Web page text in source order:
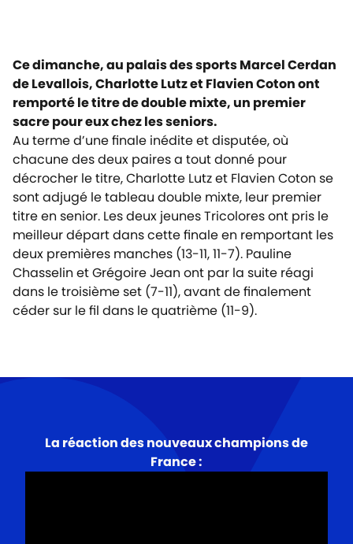
Ce dimanche, au palais des sports Marcel Cerdan
de Levallois, Charlotte Lutz et Flavien Coton ont
remporté le titre de double mixte, un premier
sacre pour eux chez les seniors.
Au terme d’une finale inédite et disputée, où
chacune des deux paires a tout donné pour
décrocher le titre, Charlotte Lutz et Flavien Coton se
sont adjugé le tableau double mixte, leur premier
titre en senior. Les deux jeunes Tricolores ont pris le
meilleur départ dans cette finale en remportant les
deux premières manches (13-11, 11-7). Pauline
Chasselin et Grégoire Jean ont par la suite réagi
dans le troisième set (7-11), avant de finalement
céder sur le fil dans le quatrième (11-9).
La réaction des nouveaux champions de
France :